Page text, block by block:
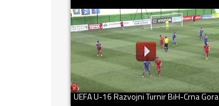
UEFA U-16 Razvojni Turnir BiH-Crna Gora